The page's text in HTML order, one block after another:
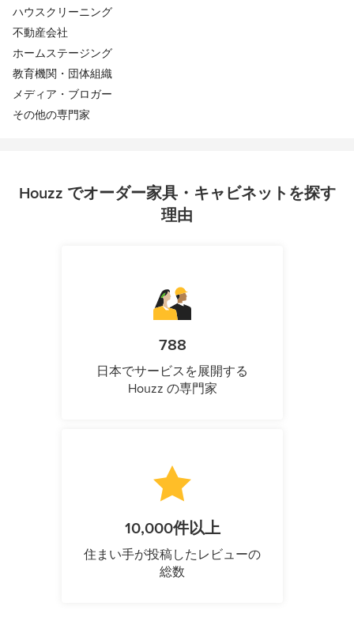
ハウスクリーニング
不動産会社
ホームステージング
教育機関・団体組織
メディア・ブロガー
その他の専門家
Houzz でオーダー家具・キャビネットを探す
理由
788
日本でサービスを展開する
Houzz の専門家
10,000件以上
住まい手が投稿したレビューの
総数